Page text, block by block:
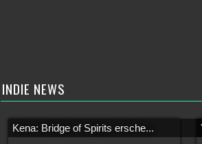
INDIE NEWS
Kena: Bridge of Spirits ersche...